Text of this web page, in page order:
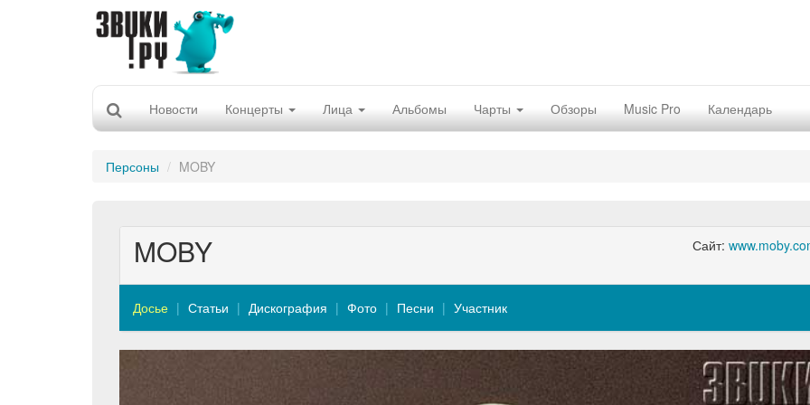
Новости Концерты Лица Альбомы Чарты Обзоры Music Pro Календарь
Персоны MOBY
Сайт:
MOBY
Досье Статьи Дискография Фото Песни Участник